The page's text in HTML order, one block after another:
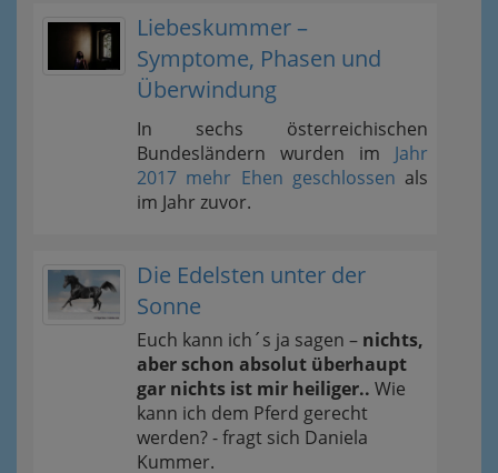
Liebeskummer –
Symptome, Phasen und
Überwindung
In sechs österreichischen
Bundesländern wurden im Jahr
2017 mehr Ehen geschlossen als
im Jahr zuvor.
Die Edelsten unter der
Sonne
Euch kann ich´s ja sagen – nichts,
aber schon absolut überhaupt
gar nichts ist mir heiliger.. Wie
kann ich dem Pferd gerecht
werden? - fragt sich Daniela
Kummer.